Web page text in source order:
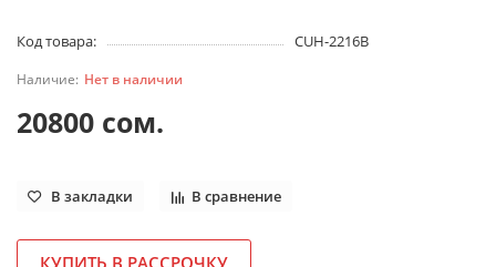
Код товара: CUH-2216B
Нет в наличии
20800 сом.
В закладки В сравнение